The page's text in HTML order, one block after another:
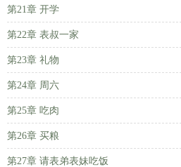
第21章 开学
第22章 表叔一家
第23章 礼物
第24章 周六
第25章 吃肉
第26章 买粮
第27章 请表弟表妹吃饭